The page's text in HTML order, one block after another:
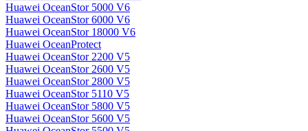
Huawei OceanStor 5000 V6
Huawei OceanStor 6000 V6
Huawei OceanStor 18000 V6
Huawei OceanProtect
Huawei OceanStor 2200 V5
Huawei OceanStor 2600 V5
Huawei OceanStor 2800 V5
Huawei OceanStor 5110 V5
Huawei OceanStor 5800 V5
Huawei OceanStor 5600 V5